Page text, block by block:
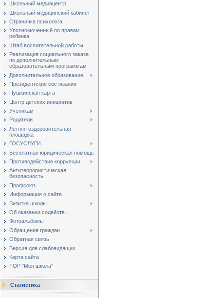
Школьный медиацентр
Школьный медицинский кабинет
Страничка психолога
Уполномоченный по правам
ребенка
Штаб воспитательной работы
Реализация социального заказа
по дополнительным
образовательным программам
Дополнительное образование
Президентские состязания
Пушкинская карта
Центр детских инициатив
Ученикам
Родители
Летняя оздоровительная
площадка
ГОСУСЛУГИ
Бесплатная юридическая помощь
Противодействие коррупции
Антитеррористическая
безопасность
Профсоюз
Информация о сайте
Визитка школы
Об оказании содейств...
Фотоальбомы
Обращения граждан
Обратная связь
Версия для слабовидящих
Карта сайта
ТОР "Моя школа"
Статистика